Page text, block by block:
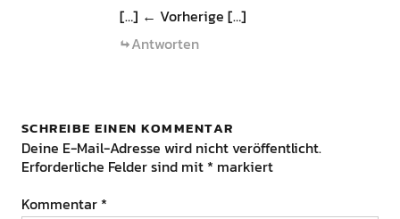
[…] ← Vorherige […]
Antworten
SCHREIBE EINEN KOMMENTAR
Deine E-Mail-Adresse wird nicht veröffentlicht.
Erforderliche Felder sind mit * markiert
Kommentar *